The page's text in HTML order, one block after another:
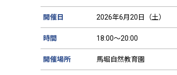
開催日 2026年6月20日（土）
時間 18:00～20:00
開催場所 馬堀自然教育園